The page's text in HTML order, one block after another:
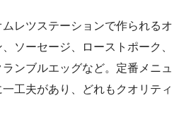
レツステーションで作られるオ
ソーセージ、ローストポーク、
ンブルエッグなど。定番メニュ
工夫があり、どれもクオリティ